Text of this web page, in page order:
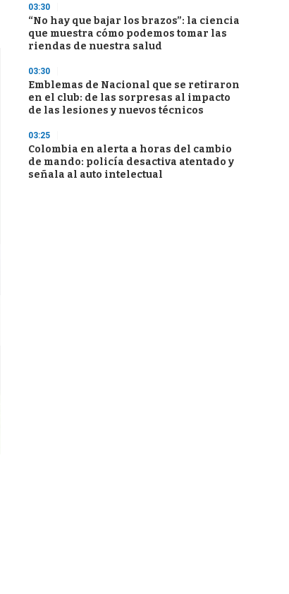
03:30
“No hay que bajar los brazos”: la ciencia
que muestra cómo podemos tomar las
riendas de nuestra salud
03:30
Emblemas de Nacional que se retiraron
en el club: de las sorpresas al impacto
de las lesiones y nuevos técnicos
03:25
Colombia en alerta a horas del cambio
de mando: policía desactiva atentado y
señala al auto intelectual